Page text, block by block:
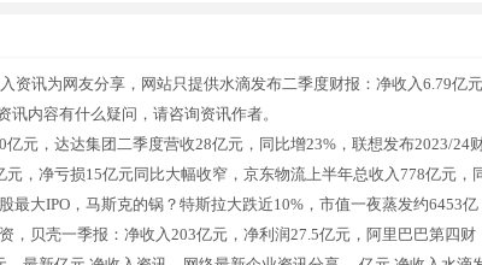
资讯为网友分享，网站只提供水滴发布二季度财报：净收入6.79亿元
内容有什么疑问，请咨询资讯作者。
元，达达集团二季度营收28亿元，同比增23%，联想发布2023/24
，净亏损15亿元同比大幅收窄，京东物流上半年总收入778亿元，
最大IPO，马斯克的锅？特斯拉大跌近10%，市值一夜蒸发约6453亿
贝壳一季报：净收入203亿元，净利润27.5亿元，阿里巴巴第四财